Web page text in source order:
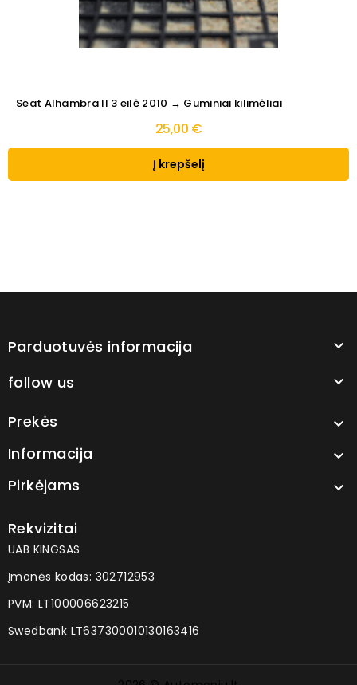
Seat Alhambra II 3 eilė 2010 → Guminiai kilimėliai
25,00 €
Į krepšelį
Parduotuvės informacija 
follow us 
Prekės 
Informacija 
Pirkėjams 
Rekvizitai
UAB KINGSAS
Įmonės kodas: 302712953
PVM: LT100006623215
Swedbank LT637300010130163416